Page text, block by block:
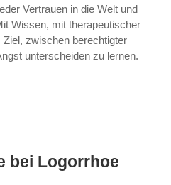
Vertrauen in die Welt und
Wissen, mit therapeutischer
zwischen berechtigter
unterscheiden zu lernen.
bei Logorrhoe